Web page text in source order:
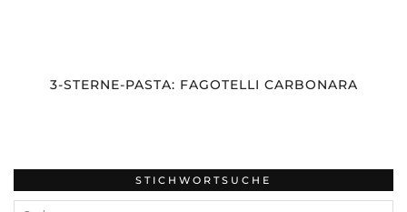
3-STERNE-PASTA: FAGOTELLI CARBONARA
STICHWORTSUCHE